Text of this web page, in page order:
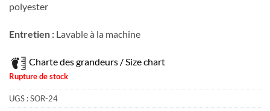
polyester
Entretien : Lavable à la machine
Charte des grandeurs / Size chart
Rupture de stock
UGS :SOR-24